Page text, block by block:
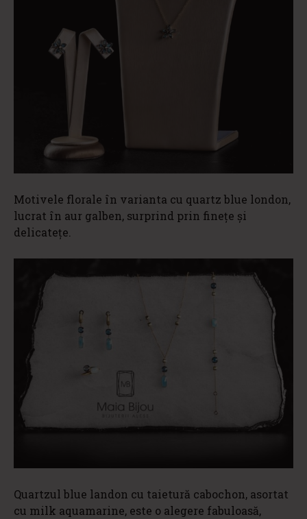
Motivele florale în varianta cu quartz blue london,
lucrat în aur galben, surprind prin finețe și
delicatețe.
Quartzul blue landon cu taietură cabochon, asortat
cu milk aquamarine, este o alegere fabuloasă,